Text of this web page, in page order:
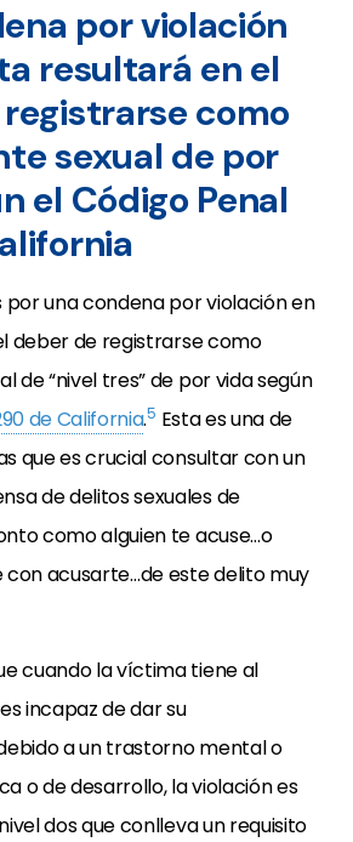
por violación
resultará en el
como
sexual de por
el Código Penal
por una condena por violación en
deber de registrarse como
de “nivel tres” de por vida según
de California.5 Esta es una de
que es crucial consultar con un
de delitos sexuales de
como alguien te acuse…o
con acusarte…de este delito muy
cuando la víctima tiene al
incapaz de dar su
a un trastorno mental o
o de desarrollo, la violación es
dos que conlleva un requisito